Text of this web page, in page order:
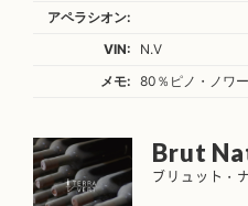
アペラシオン:
VIN:
N.V
メモ:
80％ピノ・ノワ
Brut
ブリュット・